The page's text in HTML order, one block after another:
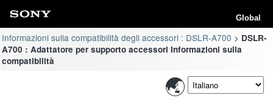
Global
Informazioni sulla compatibilità degli accessori : DSLR-A700
DSLR-
A700 : Adattatore per supporto accessori Informazioni sulla
compatibilità